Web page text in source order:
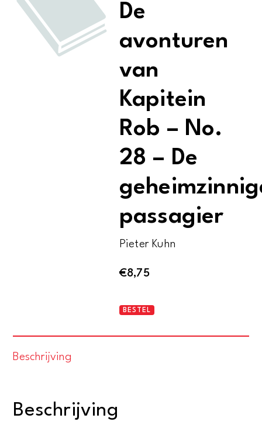
De
avonturen
van
Kapitein
Rob – No.
28 – De
passagier
Pieter Kuhn
€8,75
De
BESTEL
Beschrijving
Beschrijving